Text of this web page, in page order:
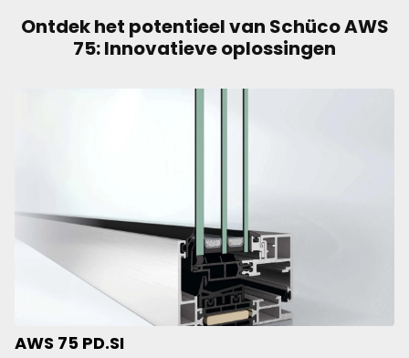
Ontdek het potentieel van Schüco AWS
75: Innovatieve oplossingen
AWS 75 PD.SI